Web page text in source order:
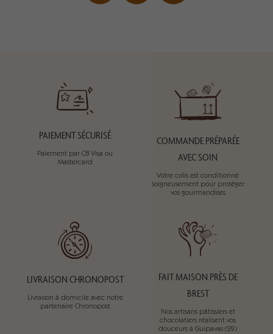
PAIEMENT SÉCURISÉ
Paiement par CB Visa ou
Mastercard
COMMANDE PRÉPARÉE
AVEC SOIN
Votre colis est conditionné
soigneusement pour protéger
vos gourmandises
LIVRAISON CHRONOPOST
Livraison à domicile avec notre
partenaire Chronopost
FAIT MAISON PRÈS DE
BREST
Nos artisans pâtissiers et
chocolatiers réalisent vos
douceurs à Guipavas (29)